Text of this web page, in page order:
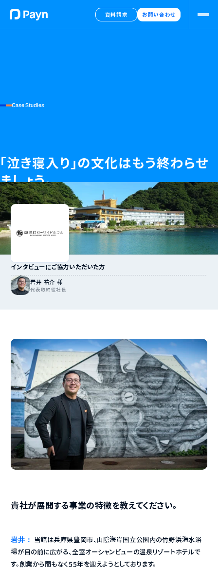
資料請求 お問い合わせ
Case Studies
「泣き寝入り」の文化はもう終わらせ
ましょう。
企業名：株式会社奥城崎シーサイドホテル
業種：
インタビューにご協力いただいた方
岩井 祐介 様
代表取締役社長
貴社が展開する事業の特徴を教えてください。
岩井：
当館は兵庫県豊岡市、山陰海岸国立公園内の竹野浜海水浴
場が目の前に広がる、全室オーシャンビューの温泉リゾートホテルで
す。創業から間もなく55年を迎えようとしております。